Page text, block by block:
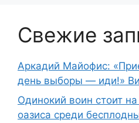
Свежие
Аркадий Майофис:
день выборы — иди!»
Одинокий воин стоит
оазиса среди